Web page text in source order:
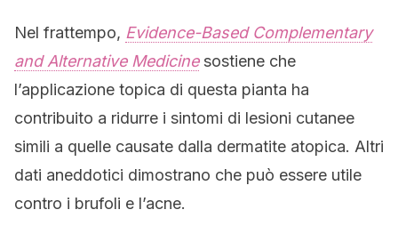
Nel frattempo, Evidence-Based Complementary
and Alternative Medicinesostiene che
l’applicazione topica di questa pianta ha
contribuito a ridurre i sintomi di lesioni cutanee
simili a quelle causate dalla dermatite atopica. Altri
dati aneddotici dimostrano che può essere utile
contro i brufoli e l’acne.